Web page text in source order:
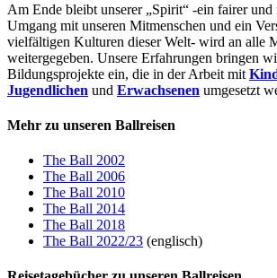
Am Ende bleibt unserer „Spirit“ -ein fairer und
Umgang mit unseren Mitmenschen und ein
vielfältigen Kulturen dieser Welt- wird an alle
weitergegeben. Unsere Erfahrungen bringen
Bildungsprojekte ein, die in der Arbeit mit
Jugendlichen und Erwachsenen umgesetzt
Mehr zu unseren Ballreisen
The Ball 2002
The Ball 2006
The Ball 2010
The Ball 2014
The Ball 2018
The Ball 2022/23 (englisch)